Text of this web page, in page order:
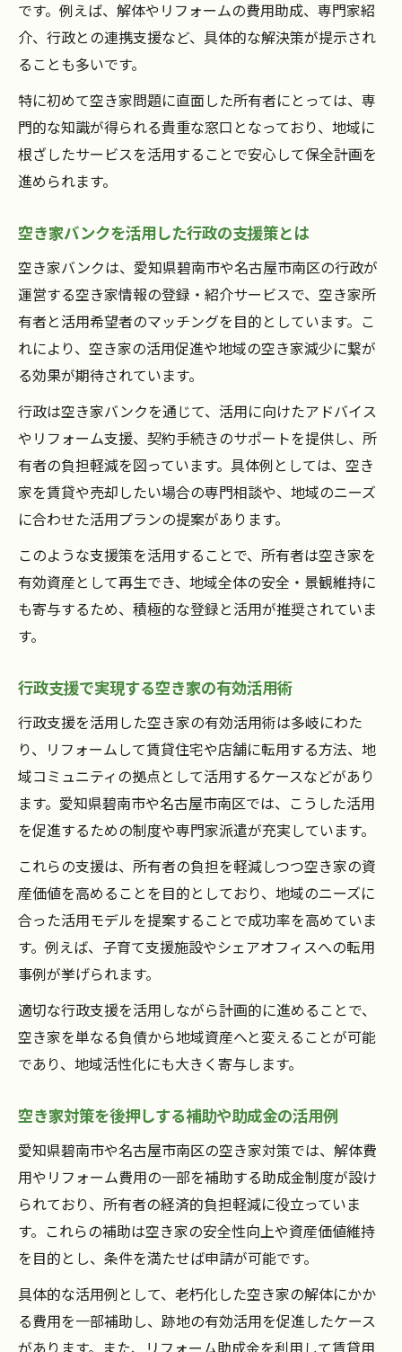
です。例えば、解体やリフォームの費用助成、専門家紹
介、行政との連携支援など、具体的な解決策が提示され
ることも多いです。
特に初めて空き家問題に直面した所有者にとっては、専
門的な知識が得られる貴重な窓口となっており、地域に
根ざしたサービスを活用することで安心して保全計画を
進められます。
空き家バンクを活用した行政の支援策とは
空き家バンクは、愛知県碧南市や名古屋市南区の行政が
運営する空き家情報の登録・紹介サービスで、空き家所
有者と活用希望者のマッチングを目的としています。こ
れにより、空き家の活用促進や地域の空き家減少に繋が
る効果が期待されています。
行政は空き家バンクを通じて、活用に向けたアドバイス
やリフォーム支援、契約手続きのサポートを提供し、所
有者の負担軽減を図っています。具体例としては、空き
家を賃貸や売却したい場合の専門相談や、地域のニーズ
に合わせた活用プランの提案があります。
このような支援策を活用することで、所有者は空き家を
有効資産として再生でき、地域全体の安全・景観維持に
も寄与するため、積極的な登録と活用が推奨されていま
す。
行政支援で実現する空き家の有効活用術
行政支援を活用した空き家の有効活用術は多岐にわた
り、リフォームして賃貸住宅や店舗に転用する方法、地
域コミュニティの拠点として活用するケースなどがあり
ます。愛知県碧南市や名古屋市南区では、こうした活用
を促進するための制度や専門家派遣が充実しています。
これらの支援は、所有者の負担を軽減しつつ空き家の資
産価値を高めることを目的としており、地域のニーズに
合った活用モデルを提案することで成功率を高めていま
す。例えば、子育て支援施設やシェアオフィスへの転用
事例が挙げられます。
適切な行政支援を活用しながら計画的に進めることで、
空き家を単なる負債から地域資産へと変えることが可能
であり、地域活性化にも大きく寄与します。
空き家対策を後押しする補助や助成金の活用例
愛知県碧南市や名古屋市南区の空き家対策では、解体費
用やリフォーム費用の一部を補助する助成金制度が設け
られており、所有者の経済的負担軽減に役立っていま
す。これらの補助は空き家の安全性向上や資産価値維持
を目的とし、条件を満たせば申請が可能です。
具体的な活用例として、老朽化した空き家の解体にかか
る費用を一部補助し、跡地の有効活用を促進したケース
があります。また、リフォーム助成金を利用して賃貸用